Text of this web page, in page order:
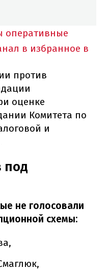
оперативные
в избранное в
против
оценке
Комитета по
и
под
не голосовали
схемы: